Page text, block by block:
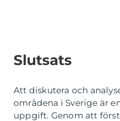
Slutsats
Att diskutera och
områdena i Sverige är
uppgift. Genom att